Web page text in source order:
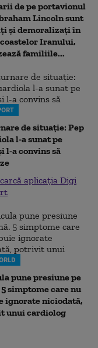
de pe portavionul
Lincoln sunt
și demoralizați în
Iranului,
familiile...
de situație: Pep
l-a sunat pe
l-a convins să
aplicația Digi
pune presiune pe
simptome care nu
ignorate niciodată,
unui cardiolog